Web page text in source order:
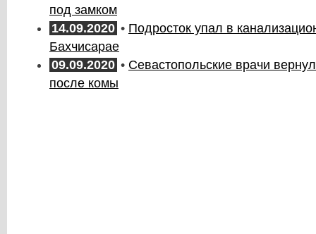
под замком
14.09.2020 • Подросток упал в
Бахчисарае
09.09.2020 • Севастопольские врачи
после комы